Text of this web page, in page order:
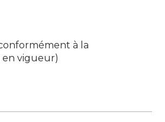
à la
vigueur)